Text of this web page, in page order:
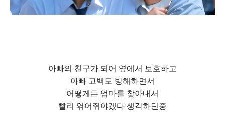
아빠의 친구가 되어 옆에서 보호하고
아빠 고백도 방해하면서
어떻게든 엄마를 찾아내서
빨리 엮어줘야겠다 생각하던중